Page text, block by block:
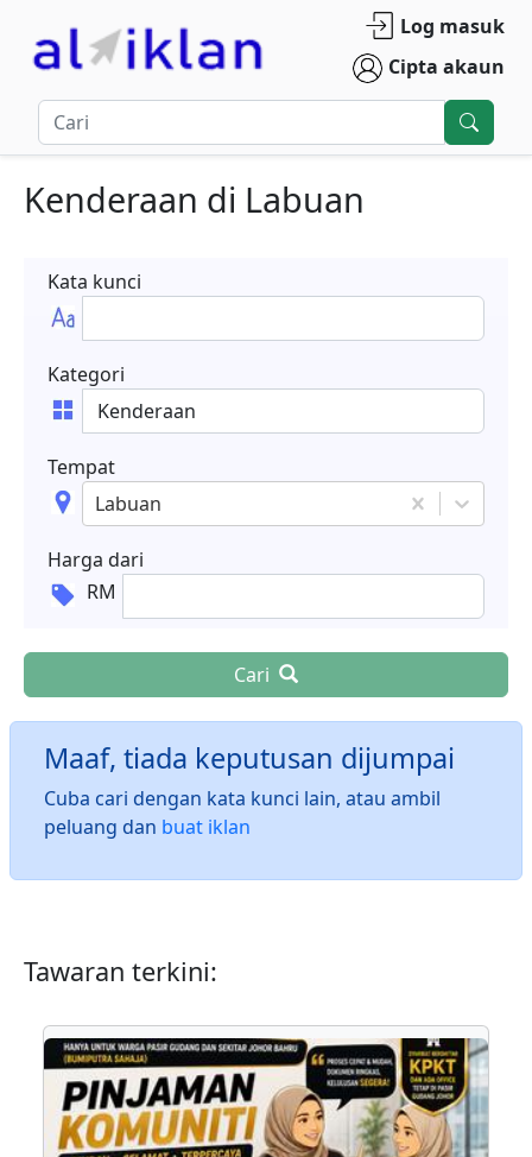
Log masuk
Cipta akaun
Kenderaan di Labuan
Kata kunci
Kategori
Tempat
Labuan
Harga dari
RM
Cari
Maaf, tiada keputusan dijumpai
Cuba cari dengan kata kunci lain, atau ambil
peluang dan buat iklan
Tawaran terkini: